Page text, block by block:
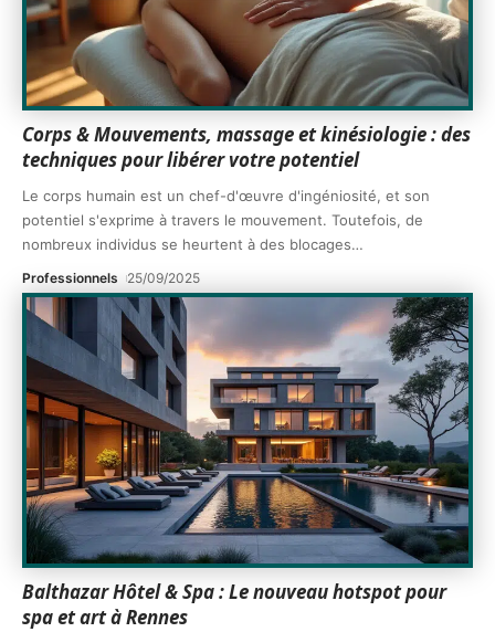
Corps & Mouvements, massage et kinésiologie : des
techniques pour libérer votre potentiel
Le corps humain est un chef-d'œuvre d'ingéniosité, et son
potentiel s'exprime à travers le mouvement. Toutefois, de
nombreux individus se heurtent à des blocages…
Professionnels 25/09/2025
Balthazar Hôtel & Spa : Le nouveau hotspot pour
spa et art à Rennes